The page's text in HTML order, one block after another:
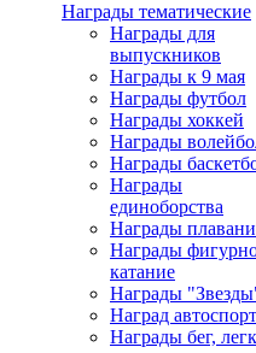
Награды тематические
Награды для
выпускников
Награды к 9 мая
Награды футбол
Награды хоккей
Награды
Награды
Награды
единоборства
Награды
Награды
катание
Награды
Наград автоспорт
Награды бег,